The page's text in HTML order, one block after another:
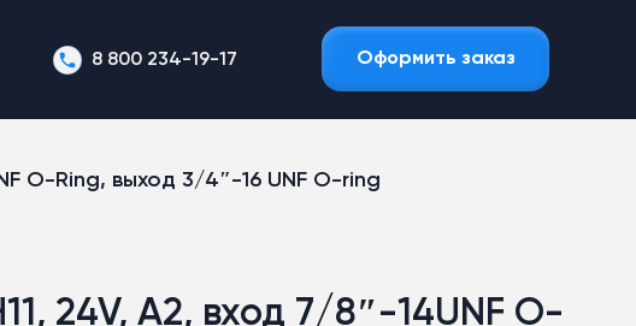
8 800 234-19-17 Оформить заказ
O-Ring, выход 3/4″-16 UNF O-ring
24V, A2, вход 7/8″-14UNF O-